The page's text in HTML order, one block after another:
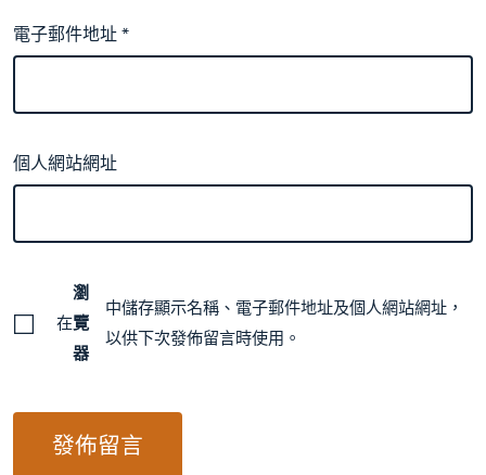
電子郵件地址*
個人網站網址
在
瀏
覽
器
中儲存顯示名稱、電子郵件地址及個人網站網址，
以供下次發佈留言時使用。